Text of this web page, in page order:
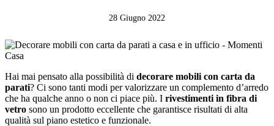
28 Giugno 2022
Hai mai pensato alla possibilità di decorare mobili con carta da
parati? Ci sono tanti modi per valorizzare un complemento d’arredo
che ha qualche anno o non ci piace più. I rivestimenti in fibra di
vetro sono un prodotto eccellente che garantisce risultati di alta
qualità sul piano estetico e funzionale.